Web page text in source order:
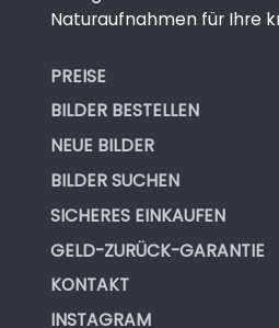
Naturaufnahmen für Ihre
PREISE
BILDER BESTELLEN
NEUE BILDER
BILDER SUCHEN
SICHERES EINKAUFEN
GELD-ZURÜCK-GARANTIE
KONTAKT
INSTAGRAM